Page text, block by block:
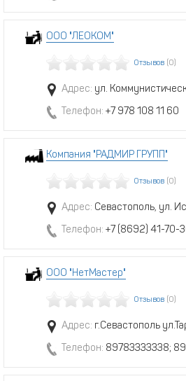
ООО "ЛЕОКОМ"
Отзывов (0)
Адрес: ул.
Телефон: +7 978 108 11 60
Компания "РАДМИР ГРУПП"
Отзывов (0)
Адрес: Севастополь, ул.
Телефон: +7 (8692) 41-70-
ООО "НетМастер"
Отзывов (0)
Адрес: г.Севастополь
Телефон: 89783333338;